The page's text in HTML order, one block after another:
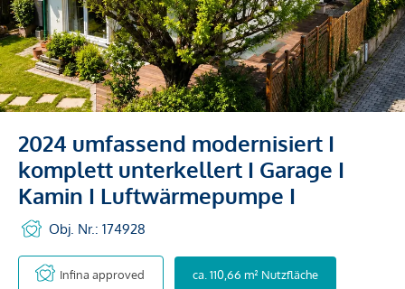
2024 umfassend modernisiert I
komplett unterkellert I Garage I
Kamin I Luftwärmepumpe I
Obj. Nr.: 174928
Infina approved ca. 110,66 m² Nutzfläche